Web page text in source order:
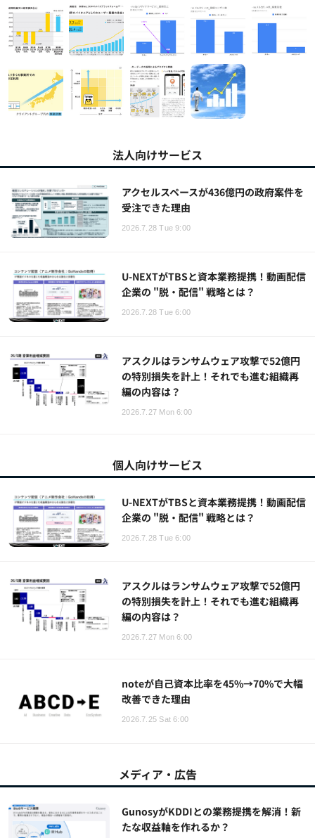
法人向けサービス
アクセルスペースが436億円の政府案件を
受注できた理由
2026.7.28 Tue 9:00
U-NEXTがTBSと資本業務提携！動画配信
企業の "脱・配信" 戦略とは？
2026.7.28 Tue 6:00
アスクルはランサムウェア攻撃で52億円
の特別損失を計上！それでも進む組織再
編の内容は？
2026.7.27 Mon 6:00
個人向けサービス
U-NEXTがTBSと資本業務提携！動画配信
企業の "脱・配信" 戦略とは？
2026.7.28 Tue 6:00
アスクルはランサムウェア攻撃で52億円
の特別損失を計上！それでも進む組織再
編の内容は？
2026.7.27 Mon 6:00
noteが自己資本比率を45%→70%で大幅
改善できた理由
2026.7.25 Sat 6:00
メディア・広告
GunosyがKDDIとの業務提携を解消！新
たな収益軸を作れるか？